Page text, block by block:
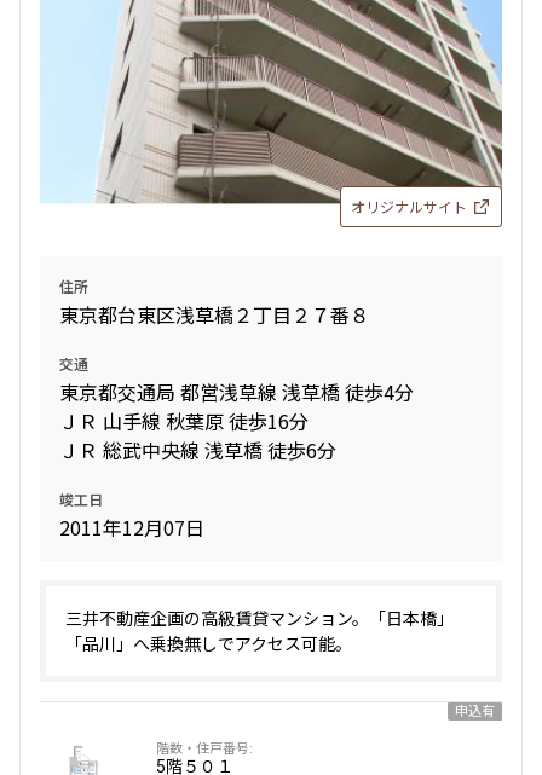
オリジナルサイト
住所
東京都台東区浅草橋２丁目２７番８
交通
東京都交通局 都営浅草線 浅草橋 徒歩4分
ＪＲ 山手線 秋葉原 徒歩16分
ＪＲ 総武中央線 浅草橋 徒歩6分
竣工日
2011年12月07日
三井不動産企画の高級賃貸マンション。「日本橋」
「品川」へ乗換無しでアクセス可能。
申込有
5階５０１